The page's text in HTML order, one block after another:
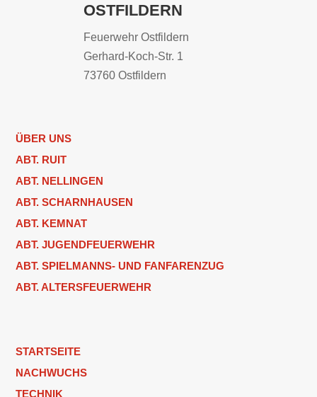
OSTFILDERN
Feuerwehr Ostfildern
Gerhard-Koch-Str. 1
73760 Ostfildern
ÜBER UNS
ABT. RUIT
ABT. NELLINGEN
ABT. SCHARNHAUSEN
ABT. KEMNAT
ABT. JUGENDFEUERWEHR
ABT. SPIELMANNS- UND FANFARENZUG
ABT. ALTERSFEUERWEHR
STARTSEITE
NACHWUCHS
TECHNIK